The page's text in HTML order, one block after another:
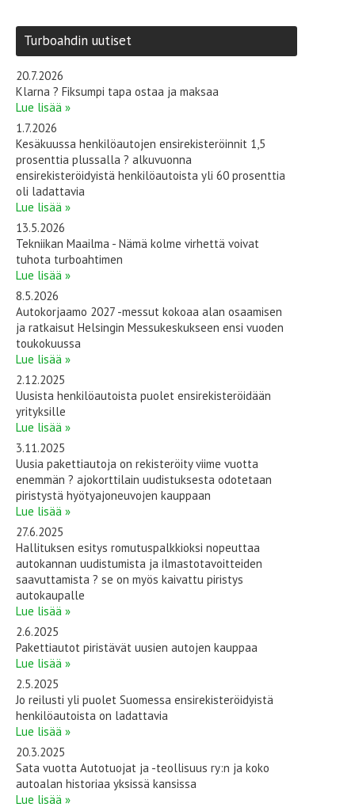
Turboahdin uutiset
20.7.2026
Klarna ? Fiksumpi tapa ostaa ja maksaa
Lue lisää »
1.7.2026
Kesäkuussa henkilöautojen ensirekisteröinnit 1,5
prosenttia plussalla ? alkuvuonna
ensirekisteröidyistä henkilöautoista yli 60 prosenttia
oli ladattavia
Lue lisää »
13.5.2026
Tekniikan Maailma - Nämä kolme virhettä voivat
tuhota turboahtimen
Lue lisää »
8.5.2026
Autokorjaamo 2027 -messut kokoaa alan osaamisen
ja ratkaisut Helsingin Messukeskukseen ensi vuoden
toukokuussa
Lue lisää »
2.12.2025
Uusista henkilöautoista puolet ensirekisteröidään
yrityksille
Lue lisää »
3.11.2025
Uusia pakettiautoja on rekisteröity viime vuotta
enemmän ? ajokorttilain uudistuksesta odotetaan
piristystä hyötyajoneuvojen kauppaan
Lue lisää »
27.6.2025
Hallituksen esitys romutuspalkkioksi nopeuttaa
autokannan uudistumista ja ilmastotavoitteiden
saavuttamista ? se on myös kaivattu piristys
autokaupalle
Lue lisää »
2.6.2025
Pakettiautot piristävät uusien autojen kauppaa
Lue lisää »
2.5.2025
Jo reilusti yli puolet Suomessa ensirekisteröidyistä
henkilöautoista on ladattavia
Lue lisää »
20.3.2025
Sata vuotta Autotuojat ja -teollisuus ry:n ja koko
autoalan historiaa yksissä kansissa
Lue lisää »